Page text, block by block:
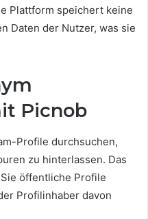
Plattform speichert keine
Daten der Nutzer, was sie
Picnob
Profile durchsuchen,
zu hinterlassen. Das
öffentliche Profile
Profilinhaber davon